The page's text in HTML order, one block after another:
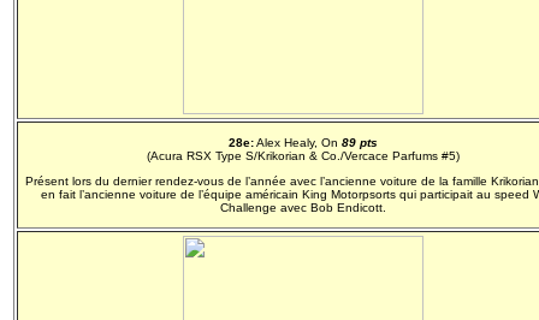
28e:Alex Healy, On 89 pts
(Acura RSX Type S/Krikorian & Co./Vercace Parfums #5)
Présent lors du dernier rendez-vous de l’année avec l’ancienne voiture de la famille
en fait l’ancienne voiture de l’équipe américain King Motorpsorts qui participait au speed
Challenge avec Bob Endicott.